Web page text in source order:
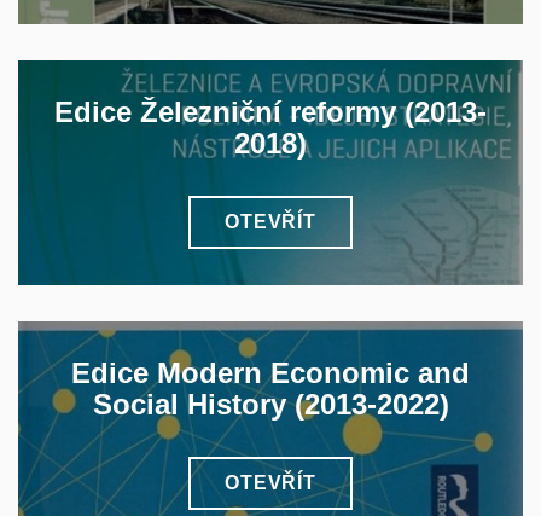
Edice Železniční reformy (2013-
2018)
OTEVŘÍT
Edice Modern Economic and
Social History (2013-2022)
OTEVŘÍT